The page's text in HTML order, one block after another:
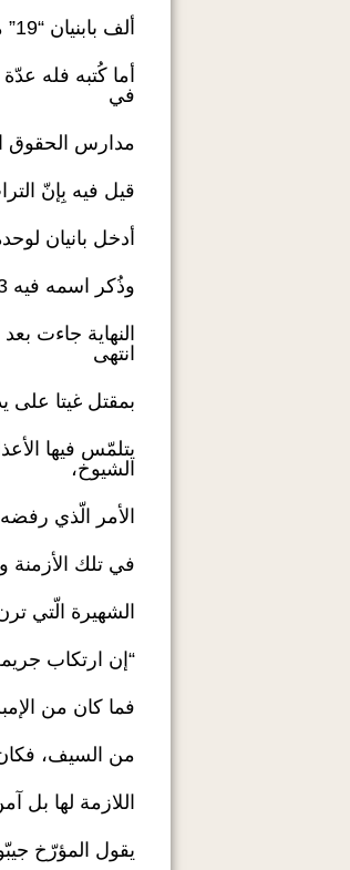
ألف بابنيان “19” مؤلف في المناقشات القانونية و”37″ مؤلفاً في المسائل القانونية.
أما كُتبه فله
في
مدارس الحقوق
قيل فيه بِإنّ
أدخل بانيان لوحده ما لا يقل عن 596
وذُكر اسمه فيه 153 مرة .
النهاية جاءت
انتهى
بمقتل غيتا على
يتلمّس فيها
الشيوخ،
الأمر الّذي رفضه
في تلك الأزمنة
الشهيرة الّتي
“إن ارتكاب
فما كان من
من السيف، فكان
اللازمة لها بل
يقول المؤرّخ